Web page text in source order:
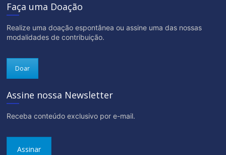
Faça uma Doação
Realize uma doação espontânea ou assine uma das nossas
modalidades de contribuição.
Doar
Assine nossa Newsletter
Receba conteúdo exclusivo por e-mail.
Assinar